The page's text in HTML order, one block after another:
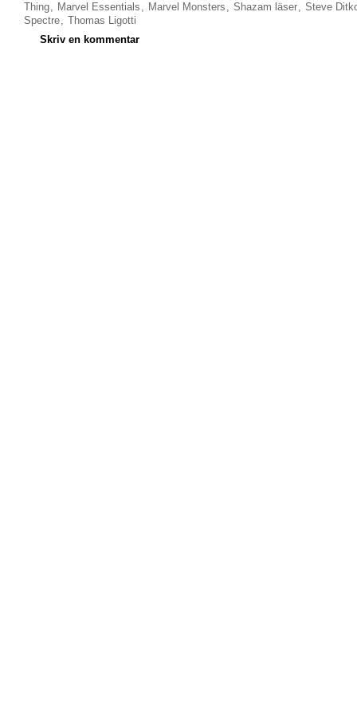
Thing, Marvel Essentials , Marvel Monsters , Shazam läser, Steve
Spectre, Thomas Ligotti
Skriv en kommentar